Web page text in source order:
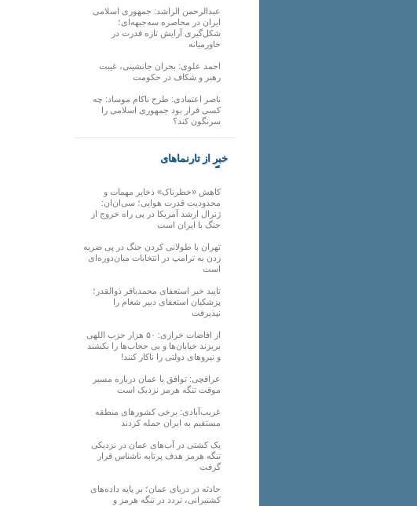
عبدالرحمن الراشد: جمهوری اسلامی
ایران در محاصره سه‌جبهه‌ای؛
شکل‌گیری آرایش تازه قدرت در
خاورمیانه
احمد علوی: بحران جانشینی، غیبت
رهبر و شکاف در حکومت
ناصر اعتمادی: طرح ناکام موساد: چه
کسی قرار بود جمهوری اسلامی را
سرنگون کند؟
خبر از تارنماهای
دیگر
کاهش «خطرناک» ذخایر مهمات و
محدودیت قدرت هوایی؛ سی‌ان‌ان:
ژنرال ارشد آمریکا در پی راه خروج از
جنگ با ایران است
تهران با طولانی کردن جنگ در پی ضربه
زدن به ترامپ در انتخابات میان‌دوره‌ای
است
تایید خبر استعفای محمدباقر ذوالقدر؛
پزشکیان استعفای دبیر شعام را
نپذیرفت
از افاضات خرازی: ۵۰ هزار حزب اللهی
بریزند خیابان‌ها و بی حجاب‌ها را بکشند
و نیرو‌های دولتی را ناکار کنند!
عراقچی: توافق با عمان درباره مسیر
موقت تنگه هرمز نزدیک است
غریب‌آبادی: برخی کشورهای منطقه
مستقیم به ایران حمله کردند
یک کشتی در آب‌های عمان در نزدیکی
تنگه هرمز هدف پرتابه ناشناس قرار
گرفت
حادثه در دریای عمان؛ بر پایه داده‌های
کشتیرانی، تردد در تنگه هرمز و